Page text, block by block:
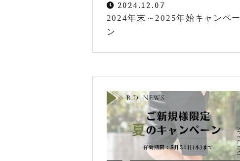
2024.12.07
2024年末～2025年始キャンペー
ン